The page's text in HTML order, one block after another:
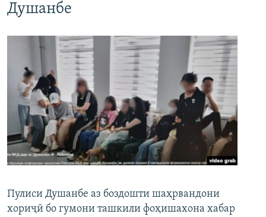
Душанбе
Пулиси Душанбе аз боздошти шаҳрвандони
хориҷӣ бо гумони ташкили фоҳишахона хабар